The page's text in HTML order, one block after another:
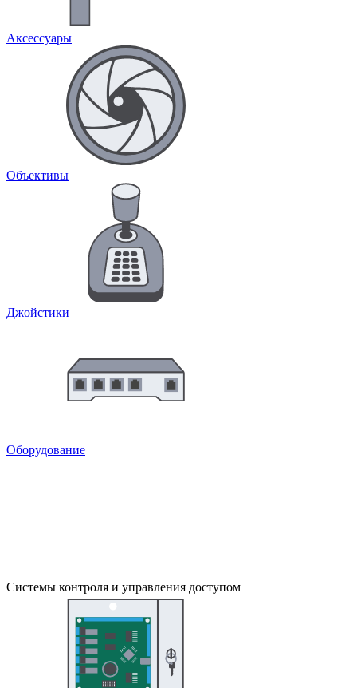
Аксессуары
Объективы
Джойстики
Оборудование
Системы контроля и управления доступом